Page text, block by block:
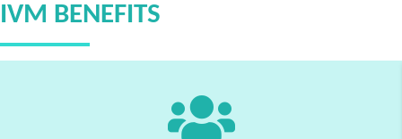
IVM BENEFITS